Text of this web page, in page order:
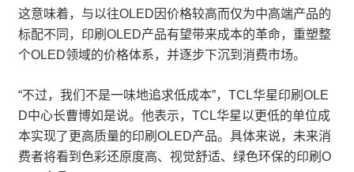
这意味着，与以往OLED因价格较高而仅为中高端产品的
标配不同，印刷OLED产品有望带来成本的革命，重塑整
个OLED领域的价格体系，并逐步下沉到消费市场。
“不过，我们不是一味地追求低成本”，TCL华星印刷OLE
D中心长曹博如是说。他表示，TCL华星以更低的单位成
本实现了更高质量的印刷OLED产品。具体来说，未来消
费者将看到色彩还原度高、视觉舒适、绿色环保的印刷O